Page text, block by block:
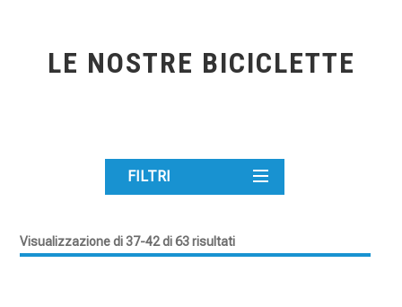
LE NOSTRE BICICLETTE
FILTRI
Visualizzazione di 37-42 di 63 risultati